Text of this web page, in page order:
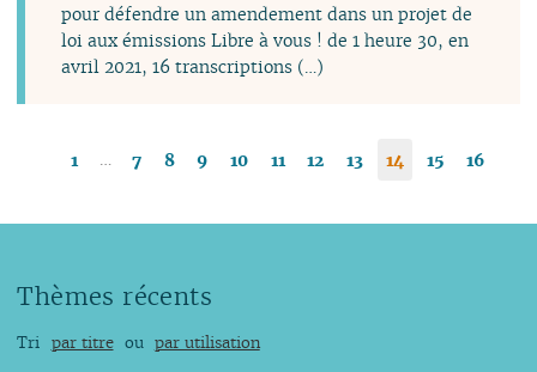
pour défendre un amendement dans un projet de
loi aux émissions Libre à vous ! de 1 heure 30, en
avril 2021, 16 transcriptions (…)
1 7 8 9 10 11 12 13 14 15 16
Thèmes récents
Tri par titre ou par utilisation